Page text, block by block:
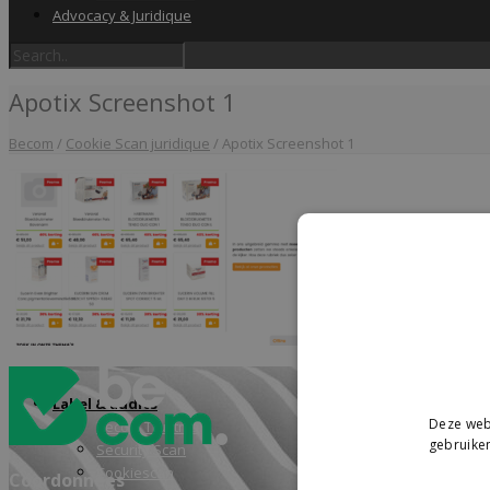
Home
Label & audits
Becom Trustmark
Security Scan
Cookiescan
Advocacy & Juridique
Apotix Screenshot 1
Becom / Cookie Scan juridique / Apotix Screenshot 1
Coordonnées
Deze